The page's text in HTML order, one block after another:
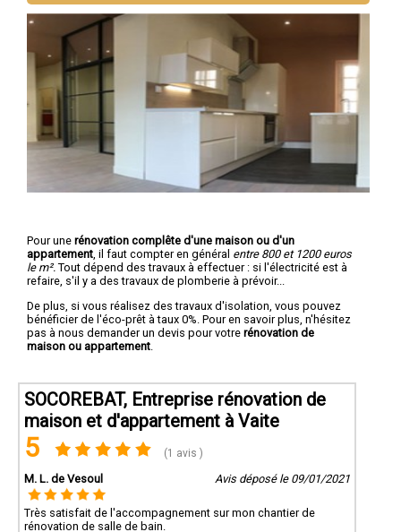
Pour une rénovation complête d'une maison ou d'un
appartement , il faut compter en général entre 800 et 1200 euros
le m². Tout dépend des travaux à effectuer : si l'électricité est à
refaire, s'il y a des travaux de plomberie à prévoir...
De plus, si vous réalisez des travaux d'isolation, vous pouvez
bénéficier de l'éco-prêt à taux 0%. Pour en savoir plus, n'hésitez
pas à nous demander un devis pour votre rénovation de
maison ou appartement
SOCOREBAT, Entreprise rénovation de
maison et d'appartement à Vaite
5 (1 avis )
M. L. de Vesoul Avis déposé le 09/01/2021
Très satisfait de l'accompagnement sur mon chantier de
rénovation de salle de bain.